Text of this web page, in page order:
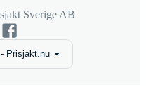
Sverige AB
Prisjakt.nu